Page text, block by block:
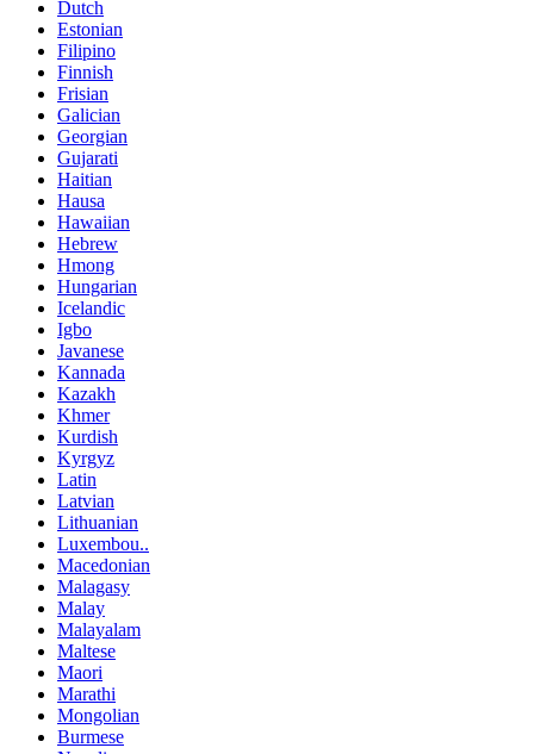
Dutch
Estonian
Filipino
Finnish
Frisian
Galician
Georgian
Gujarati
Haitian
Hausa
Hawaiian
Hebrew
Hmong
Hungarian
Icelandic
Igbo
Javanese
Kannada
Kazakh
Khmer
Kurdish
Kyrgyz
Latin
Latvian
Lithuanian
Luxembou..
Macedonian
Malagasy
Malay
Malayalam
Maltese
Maori
Marathi
Mongolian
Burmese